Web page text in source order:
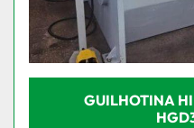
GUILHOTINA